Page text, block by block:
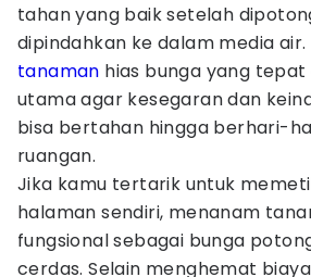
tahan yang baik setelah
dipindahkan ke dalam media air.
tanaman hias bunga yang tepat
utama agar kesegaran dan
bisa bertahan hingga berhari-
ruangan.
Jika kamu tertarik untuk
halaman sendiri, menanam
fungsional sebagai bunga
cerdas. Selain menghemat